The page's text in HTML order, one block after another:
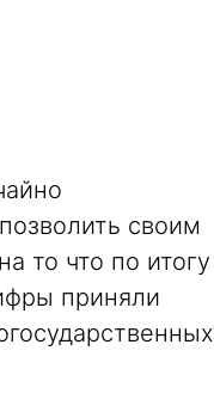
своим
то что по итогу
приняли